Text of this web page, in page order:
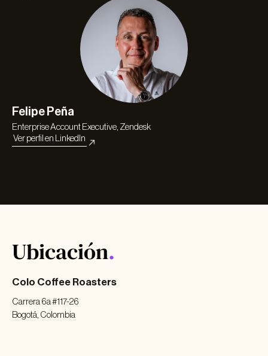
Felipe Peña
Enterprise Account Executive, Zendesk
Ver perfil en LinkedIn
Ubicación.
Colo Coffee Roasters
Carrera 6a #117-26
Bogotá, Colombia